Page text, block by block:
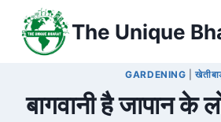
content
The Unique
GARDENING |
बागवानी है जापान के